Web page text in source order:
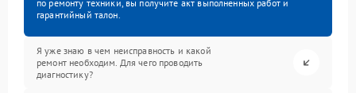
по ремонту техники, вы получите акт выполненных работ и
гарантийный талон.
Я уже знаю в чем неисправность и какой
ремонт необходим. Для чего проводить
диагностику?